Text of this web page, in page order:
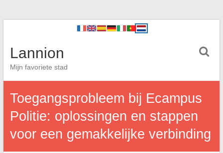
Lannion
Mijn favoriete stad
Toegangsprobleem bij Ecampus
Politie: oplossingen en stappen
voor een gemakkelijke verbinding